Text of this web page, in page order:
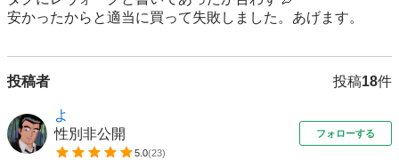
安かったからと適当に買って失敗しました。あげます。
投稿者 投稿18件
よ
性別非公開
5.0(23)
フォローする